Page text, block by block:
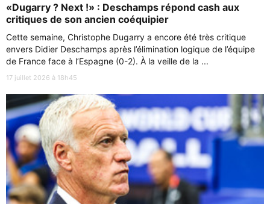
«Dugarry ? Next !» : Deschamps répond cash aux
critiques de son ancien coéquipier
Cette semaine, Christophe Dugarry a encore été très critique
envers Didier Deschamps après l’élimination logique de l’équipe
de France face à l’Espagne (0-2). À la veille de la ...
17 juillet 2026 à 18h45